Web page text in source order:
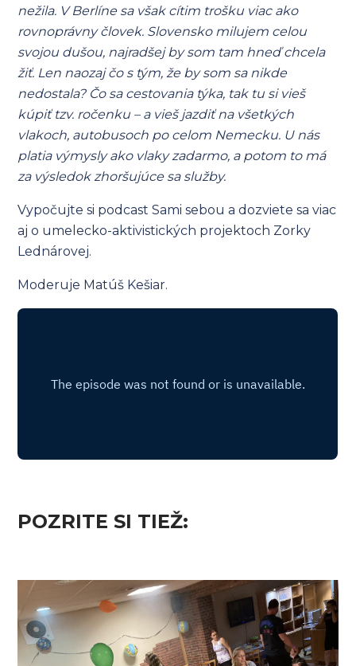
nežila. V Berlíne sa však cítim trošku viac ako
rovnoprávny človek. Slovensko milujem celou
svojou dušou, najradšej by som tam hneď chcela
žiť. Len naozaj čo s tým, že by som sa nikde
nedostala? Čo sa cestovania týka, tak tu si vieš
kúpiť tzv. ročenku – a vieš jazdiť na všetkých
vlakoch, autobusoch po celom Nemecku. U nás
platia výmysly ako vlaky zadarmo, a potom to má
za výsledok zhoršujúce sa služby.
Vypočujte si podcast Sami sebou a dozviete sa viac
aj o umelecko-aktivistických projektoch Zorky
Lednárovej.
Moderuje Matúš Kešiar.
POZRITE SI TIEŽ: